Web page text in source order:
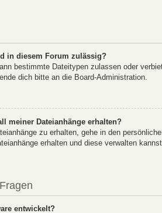
in diesem Forum zulässig?
bestimmte Dateitypen zulassen oder
dich bitte an die Board-Administration.
meiner Dateianhänge erhalten?
zu erhalten, gehe in den
erhalten und diese verwalten
entwickelt?